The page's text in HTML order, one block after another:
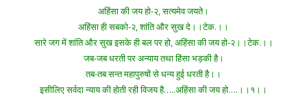
अहिंसा की जय हो-२, सत्यमेव जयते।
अहिंसा ही सबको-२, शांति और सुख दे।।टेक.।।
सारे जग में शांति और सुख इसके ही बल पर हो, अहिंसा की जय हो-२।।टेक.।।
जब-जब धरती पर अन्याय तथा हिंसा भड़की है।
तब-तब सन्त महापुरुषों से धन्य हुई धरती है।।
इसीलिए सर्वदा न्याय की होती रही विजय है…..अहिंसा की जय हो….।।१।।